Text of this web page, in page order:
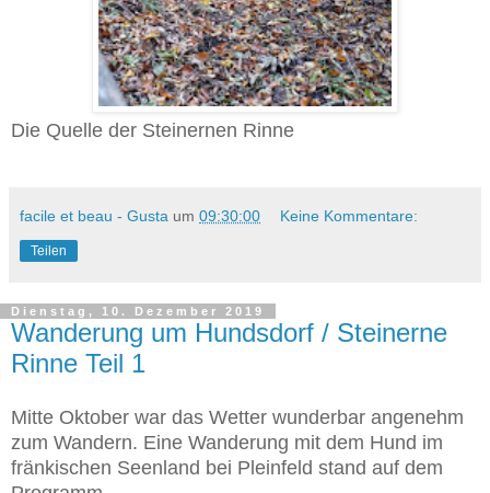
Die Quelle der Steinernen Rinne
facile et beau - Gusta um 09:30:00 Keine Kommentare:
Teilen
Dienstag, 10. Dezember 2019
Wanderung um Hundsdorf / Steinerne
Rinne Teil 1
Mitte Oktober war das Wetter wunderbar angenehm
zum Wandern. Eine Wanderung mit dem Hund im
fränkischen Seenland bei Pleinfeld stand auf dem